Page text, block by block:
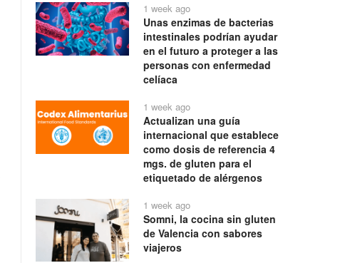
1 week ago
Unas enzimas de bacterias
intestinales podrían ayudar
en el futuro a proteger a las
personas con enfermedad
celíaca
1 week ago
Actualizan una guía
internacional que establece
como dosis de referencia 4
mgs. de gluten para el
etiquetado de alérgenos
1 week ago
Somni, la cocina sin gluten
de Valencia con sabores
viajeros